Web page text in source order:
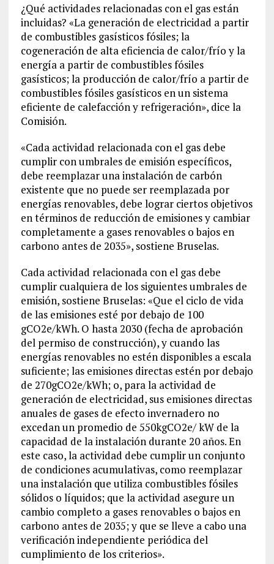
¿Qué actividades relacionadas con el gas están
incluidas? «La generación de electricidad a partir
de combustibles gasísticos fósiles; la
cogeneración de alta eficiencia de calor/frío y la
energía a partir de combustibles fósiles
gasísticos; la producción de calor/frío a partir de
combustibles fósiles gasísticos en un sistema
eficiente de calefacción y refrigeración», dice la
Comisión.
«Cada actividad relacionada con el gas debe
cumplir con umbrales de emisión específicos,
debe reemplazar una instalación de carbón
existente que no puede ser reemplazada por
energías renovables, debe lograr ciertos objetivos
en términos de reducción de emisiones y cambiar
completamente a gases renovables o bajos en
carbono antes de 2035», sostiene Bruselas.
Cada actividad relacionada con el gas debe
cumplir cualquiera de los siguientes umbrales de
emisión, sostiene Bruselas: «Que el ciclo de vida
de las emisiones esté por debajo de 100
gCO2e/kWh. O hasta 2030 (fecha de aprobación
del permiso de construcción), y cuando las
energías renovables no estén disponibles a escala
suficiente; las emisiones directas estén por debajo
de 270gCO2e/kWh; o, para la actividad de
generación de electricidad, sus emisiones directas
anuales de gases de efecto invernadero no
excedan un promedio de 550kgCO2e/ kW de la
capacidad de la instalación durante 20 años. En
este caso, la actividad debe cumplir un conjunto
de condiciones acumulativas, como reemplazar
una instalación que utiliza combustibles fósiles
sólidos o líquidos; que la actividad asegure un
cambio completo a gases renovables o bajos en
carbono antes de 2035; y que se lleve a cabo una
verificación independiente periódica del
cumplimiento de los criterios».